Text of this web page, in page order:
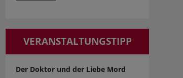
VERANSTALTUNGSTIPP
Der Doktor und der Liebe Mord